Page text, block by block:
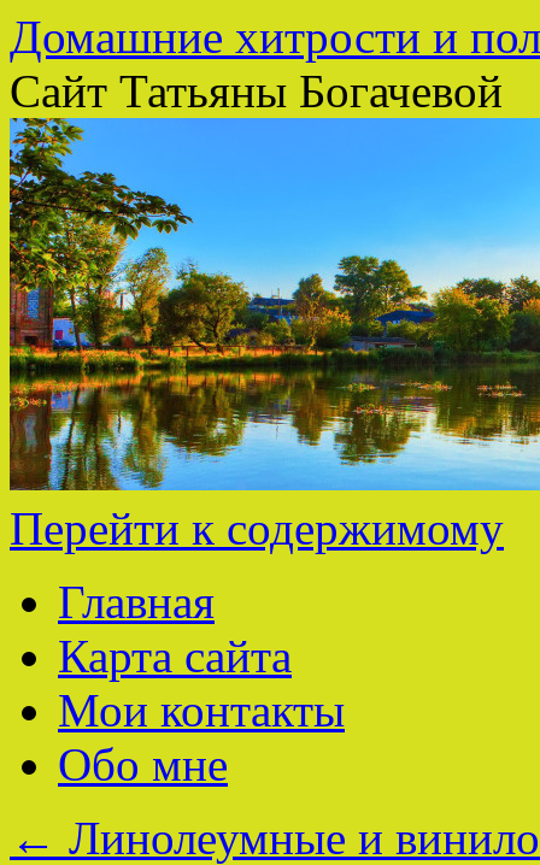
Домашние хитрости и
Сайт Татьяны Богачевой
Перейти к содержимому
Главная
Карта сайта
Мои контакты
Обо мне
← Линолеумные и